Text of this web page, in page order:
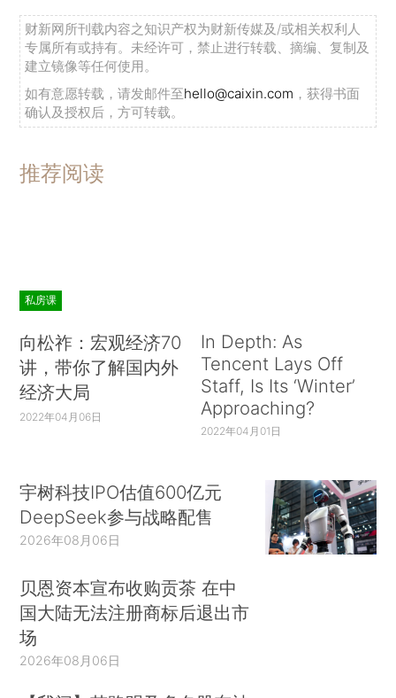
财新网所刊载内容之知识产权为财新传媒及/或相关权利人
专属所有或持有。未经许可，禁止进行转载、摘编、复制及
建立镜像等任何使用。
如有意愿转载，请发邮件至hello@caixin.com ，获得书面
确认及授权后，方可转载。
推荐阅读
私房课
向松祚：宏观经济70
讲，带你了解国内外
经济大局
2022年04月06日
In Depth: As
Tencent Lays Off
Staff, Is Its ‘Winter’
Approaching?
2022年04月01日
宇树科技IPO估值600亿元
DeepSeek参与战略配售
2026年08月06日
贝恩资本宣布收购贡茶 在中
国大陆无法注册商标后退出市
场
2026年08月06日